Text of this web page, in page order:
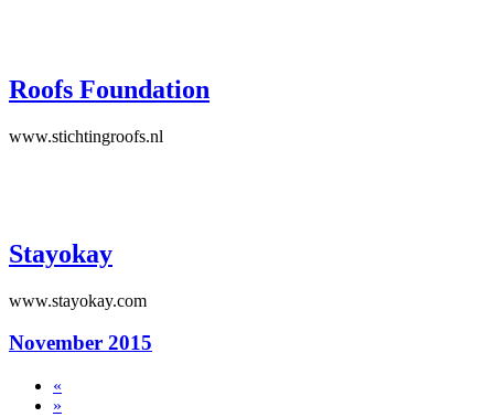
Roofs Foundation
www.stichtingroofs.nl
Stayokay
www.stayokay.com
November 2015
«
»